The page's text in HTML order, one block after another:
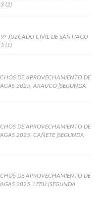
(2)
JUZGADO CIVIL DE SANTIAGO
(1)
DE APROVECHAMIENTO DE
2025, ARAUCO [SEGUNDA
DE APROVECHAMIENTO DE
2025, CAÑETE [SEGUNDA
DE APROVECHAMIENTO DE
2025, LEBU [SEGUNDA